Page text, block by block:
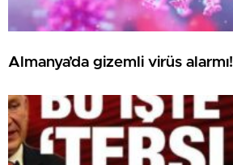
Almanya’da gizemli virüs alarmı!